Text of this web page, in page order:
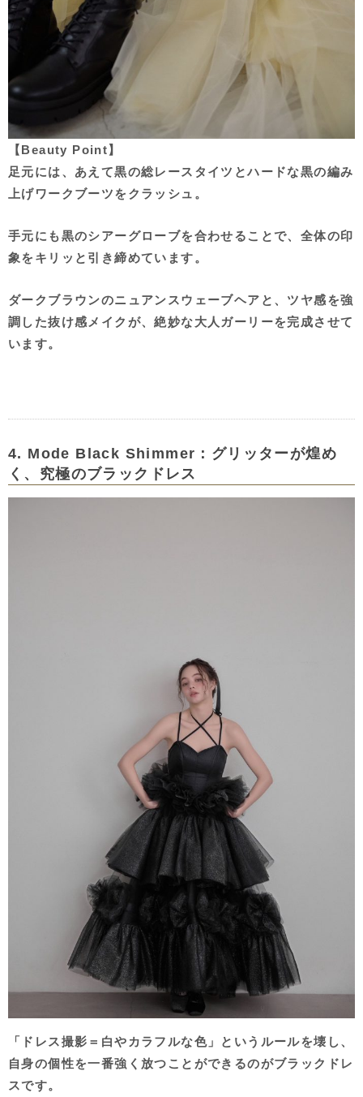
【Beauty Point】
足元には、あえて黒の総レースタイツとハードな黒の編み
上げワークブーツをクラッシュ。
手元にも黒のシアーグローブを合わせることで、全体の印
象をキリッと引き締めています。
ダークブラウンのニュアンスウェーブヘアと、ツヤ感を強
調した抜け感メイクが、絶妙な大人ガーリーを完成させて
います。
4. Mode Black Shimmer：グリッターが煌め
く、究極のブラックドレス
「ドレス撮影＝白やカラフルな色」というルールを壊し、
自身の個性を一番強く放つことができるのがブラックドレ
スです。